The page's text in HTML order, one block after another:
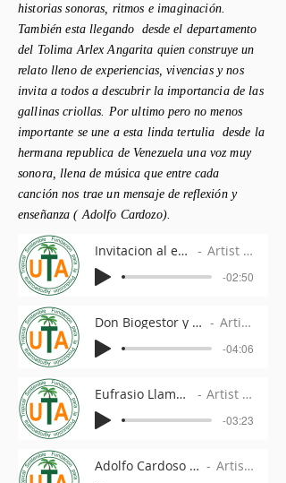
historias sonoras, ritmos eimaginación.
También esta llegando desde el departamento
del Tolima Arlex Angarita quienconstruye un
relato lleno de experiencias,vivenciasy nos
invita a todos a descubrir la importancia de las
gallinas criollas. Por ultimo pero no menos
importante se une a esta linda tertulia desde la
hermana republica de Venezuela una voz muy
sonora, llena demúsica que entre cada
canción nos trae un mensaje dereflexióny
enseñanza ( Adolfo Cardozo).
Invitacion al encuentro Artist Name
-02:50
Don Biogestor y Dona Reunancia Artist Name
-04:06
Eufrasio Llama pajaros Artist Name
-03:23
Adolfo Cardoso musica y cafe Artist Name